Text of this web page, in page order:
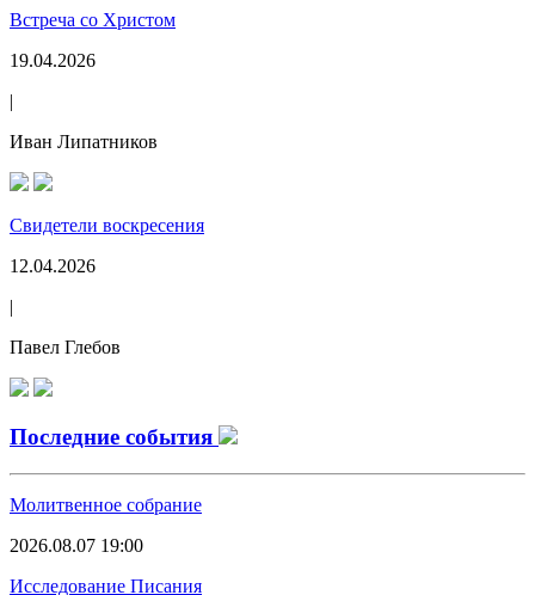
Встреча со Христом
19.04.2026
|
Иван Липатников
Свидетели воскресения
12.04.2026
|
Павел Глебов
Последние события
Молитвенное собрание
2026.08.07 19:00
Исследование Писания